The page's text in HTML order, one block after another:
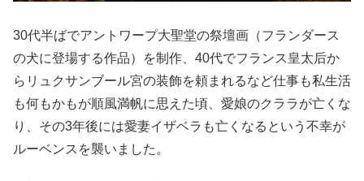
30代半ばでアントワープ大聖堂の祭壇画（フランダース
の犬に登場する作品）を制作、40代でフランス皇太后か
らリュクサンブール宮の装飾を頼まれるなど仕事も私生活
も何もかもが順風満帆に思えた頃、愛娘のクララが亡くな
り、その3年後には愛妻イザベラも亡くなるという不幸が
ルーベンスを襲いました。